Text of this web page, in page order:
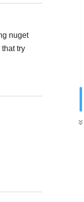
nuget
try